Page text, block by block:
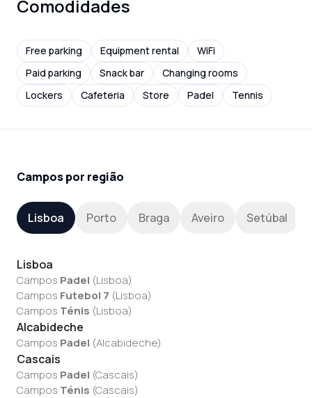
Comodidades
Free parking Equipment rental
WiFi
Paid parking
Snack bar
Changing rooms
Lockers
Cafeteria Store Padel Tennis
Campos por região
Lisboa Porto Braga Aveiro Setúbal
Lisboa
Campos Padel (Lisboa)
Campos Futebol 7 (Lisboa)
Campos Ténis (Lisboa)
Alcabideche
Campos Padel (Alcabideche)
Cascais
Campos Padel (Cascais)
Campos Ténis (Cascais)